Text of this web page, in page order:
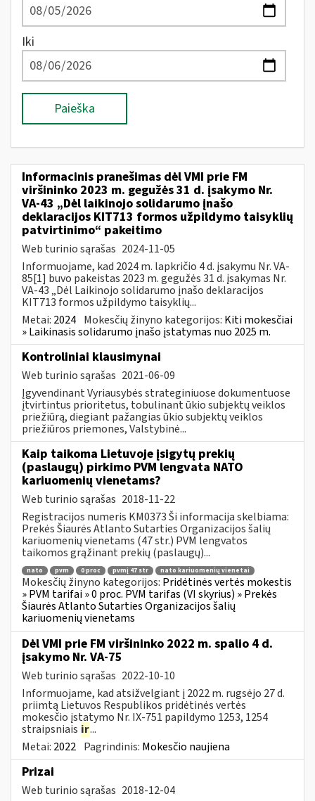
Iki
Paieška
Informacinis pranešimas dėl VMI prie FM
viršininko 2023 m. gegužės 31 d. įsakymo Nr.
VA-43 „Dėl laikinojo solidarumo įnašo
deklaracijos KIT713 formos užpildymo taisyklių
patvirtinimo“ pakeitimo
Web turinio sąrašas 2024-11-05
Informuojame, kad 2024 m. lapkričio 4 d. įsakymu Nr. VA-
85[1] buvo pakeistas 2023 m. gegužės 31 d. įsakymas Nr.
VA-43 „Dėl Laikinojo solidarumo įnašo deklaracijos
KIT713 formos užpildymo taisyklių...
Metai: 2024 Mokesčių žinyno kategorijos: Kiti mokesčiai
» Laikinasis solidarumo įnašo įstatymas nuo 2025 m.
Kontroliniai klausimynai
Web turinio sąrašas 2021-06-09
Įgyvendinant Vyriausybės strateginiuose dokumentuose
įtvirtintus prioritetus, tobulinant ūkio subjektų veiklos
priežiūrą, diegiant pažangias ūkio subjektų veiklos
priežiūros priemones, Valstybinė...
Kaip taikoma Lietuvoje įsigytų prekių
(paslaugų) pirkimo PVM lengvata NATO
kariuomenių vienetams?
Web turinio sąrašas 2018-11-22
Registracijos numeris KM0373 Ši informacija skelbiama:
Prekės Šiaurės Atlanto Sutarties Organizacijos šalių
kariuomenių vienetams (47 str.) PVM lengvatos
taikomos grąžinant prekių (paslaugų)...
nato pvm 0 proc pvmį 47 str nato kariuomenių vienetai
Mokesčių žinyno kategorijos: Pridėtinės vertės mokestis
» PVM tarifai » 0 proc. PVM tarifas (VI skyrius) » Prekės
Šiaurės Atlanto Sutarties Organizacijos šalių
kariuomenių vienetams
Dėl VMI prie FM viršininko 2022 m. spalio 4 d.
įsakymo Nr. VA-75
Web turinio sąrašas 2022-10-10
Informuojame, kad atsižvelgiant į 2022 m. rugsėjo 27 d.
priimtą Lietuvos Respublikos pridėtinės vertės
mokesčio įstatymo Nr. IX-751 papildymo 1253, 1254
straipsniais ir...
Metai: 2022 Pagrindinis: Mokesčio naujiena
Prizai
Web turinio sąrašas 2018-12-04